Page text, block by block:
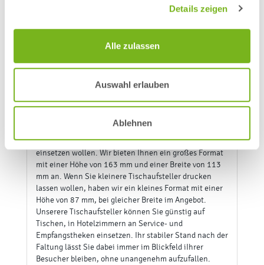
Details zeigen
Alle zulassen
Auswahl erlauben
Ablehnen
können Sie Lust auf mehr machen und Kunden über
Lassen Sie Ihre
Tischaufsteller drucken und
dort wirken, wo Ihre Kunden
sind.
Bei myflyer.de können SieTischaufsteller günstig
besten auf dem Platz funktioniert, an dem Sie dieses
einsetzen wollen. Wir bieten Ihnen ein großes Format
mit einer Höhe von 163 mm und einer Breite von 113
mm an. Wenn Sie kleinere Tischaufsteller drucken
lassen wollen, haben wir ein kleines Format mit einer
Höhe von 87 mm, bei gleicher Breite im Angebot.
Unserere Tischaufsteller können Sie günstig auf
Tischen, in Hotelzimmern an Service- und
Empfangstheken einsetzen. Ihr stabiler Stand nach der
Faltung lässt Sie dabei immer im Blickfeld iIhrer
Besucher bleiben, ohne unangenehm aufzufallen.